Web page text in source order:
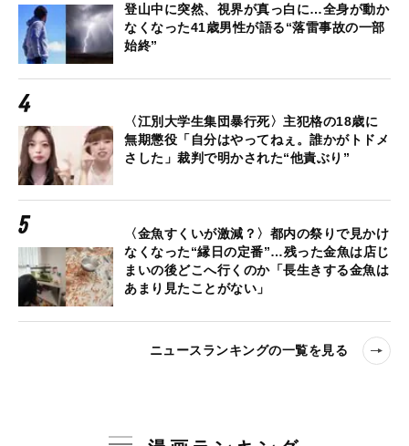
登山中に突然、視界が真っ白に…全身が動か
なくなった41歳男性が語る“落雷事故の一部
始終”
〈江別大学生集団暴行死〉主犯格の18歳に
無期懲役「自分はやってねぇ。誰かがトドメ
さした」裁判で明かされた“他責ぶり”
〈金魚すくいが激減？〉都内の祭りで見かけ
なくなった“縁日の定番”…残った金魚は店じ
まいの後どこへ行くのか「長生きする金魚は
あまり見たことがない」
ニュースランキングの一覧を見る